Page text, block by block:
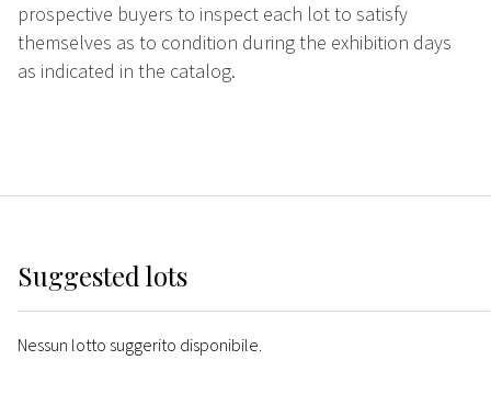
prospective buyers to inspect each lot to satisfy
themselves as to condition during the exhibition days
as indicated in the catalog.
Suggested lots
Nessun lotto suggerito disponibile.